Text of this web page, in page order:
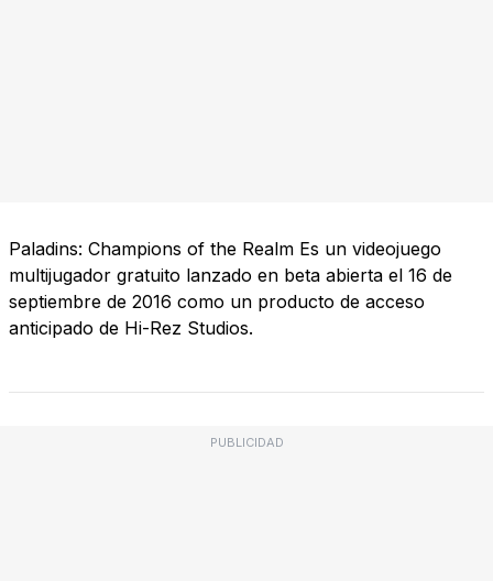
Paladins: Champions of the Realm Es un videojuego
multijugador gratuito lanzado en beta abierta el 16 de
septiembre de 2016 como un producto de acceso
anticipado de Hi-Rez Studios.
PUBLICIDAD